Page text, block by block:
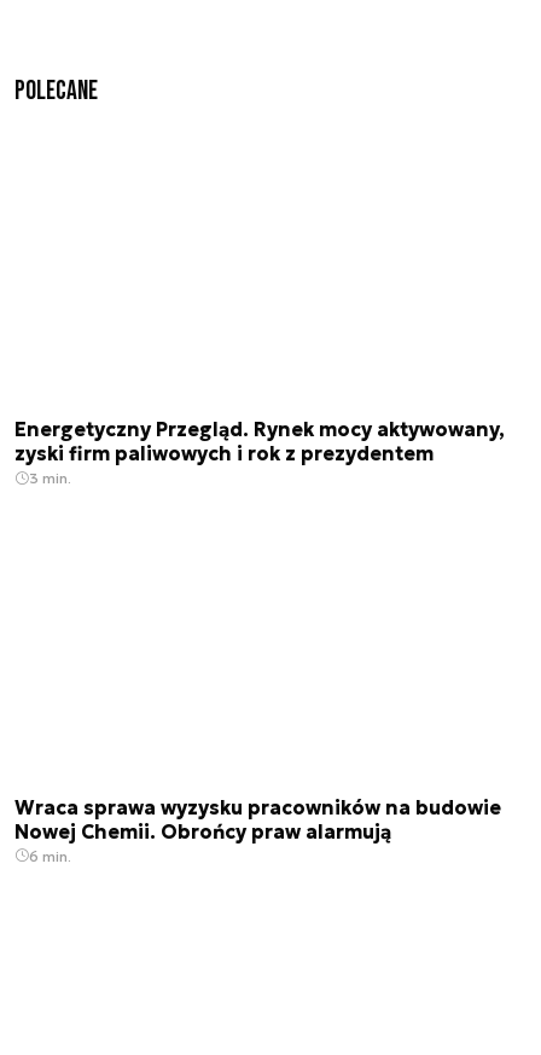
Polecane
Energetyczny Przegląd. Rynek mocy aktywowany,
zyski firm paliwowych i rok z prezydentem
3 min.
Wraca sprawa wyzysku pracowników na budowie
Nowej Chemii. Obrońcy praw alarmują
6 min.